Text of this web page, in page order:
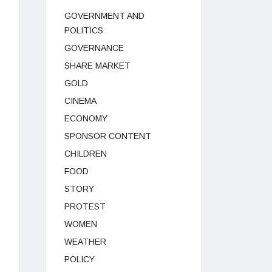
GOVERNMENT AND
POLITICS
GOVERNANCE
SHARE MARKET
GOLD
CINEMA
ECONOMY
SPONSOR CONTENT
CHILDREN
FOOD
STORY
PROTEST
WOMEN
WEATHER
POLICY